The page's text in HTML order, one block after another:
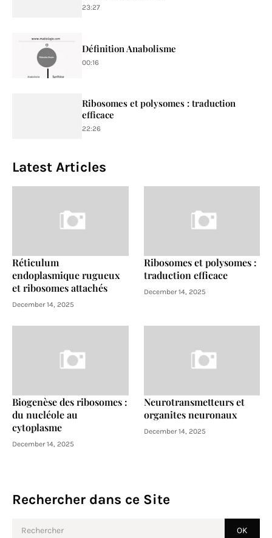
23:27
Définition Anabolisme
00:16
Ribosomes et polysomes : traduction
efficace
22:26
Latest Articles
Réticulum
endoplasmique rugueux
et ribosomes attachés
December 14, 2025
Ribosomes et polysomes :
traduction efficace
December 14, 2025
Biogenèse des ribosomes :
du nucléole au
cytoplasme
December 14, 2025
Neurotransmetteurs et
organites neuronaux
December 14, 2025
Rechercher dans ce Site